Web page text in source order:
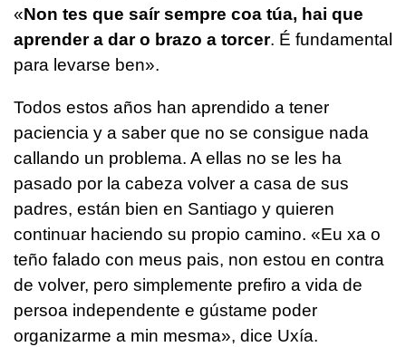
«Non tes que saír sempre coa túa, hai que
aprender a dar o brazo a torcer. É fundamental
para levarse ben».
Todos estos años han aprendido a tener
paciencia y a saber que no se consigue nada
callando un problema. A ellas no se les ha
pasado por la cabeza volver a casa de sus
padres, están bien en Santiago y quieren
continuar haciendo su propio camino. «Eu xa o
teño falado con meus pais, non estou en contra
de volver, pero simplemente prefiro a vida de
persoa independente e gústame poder
organizarme a min mesma», dice Uxía.